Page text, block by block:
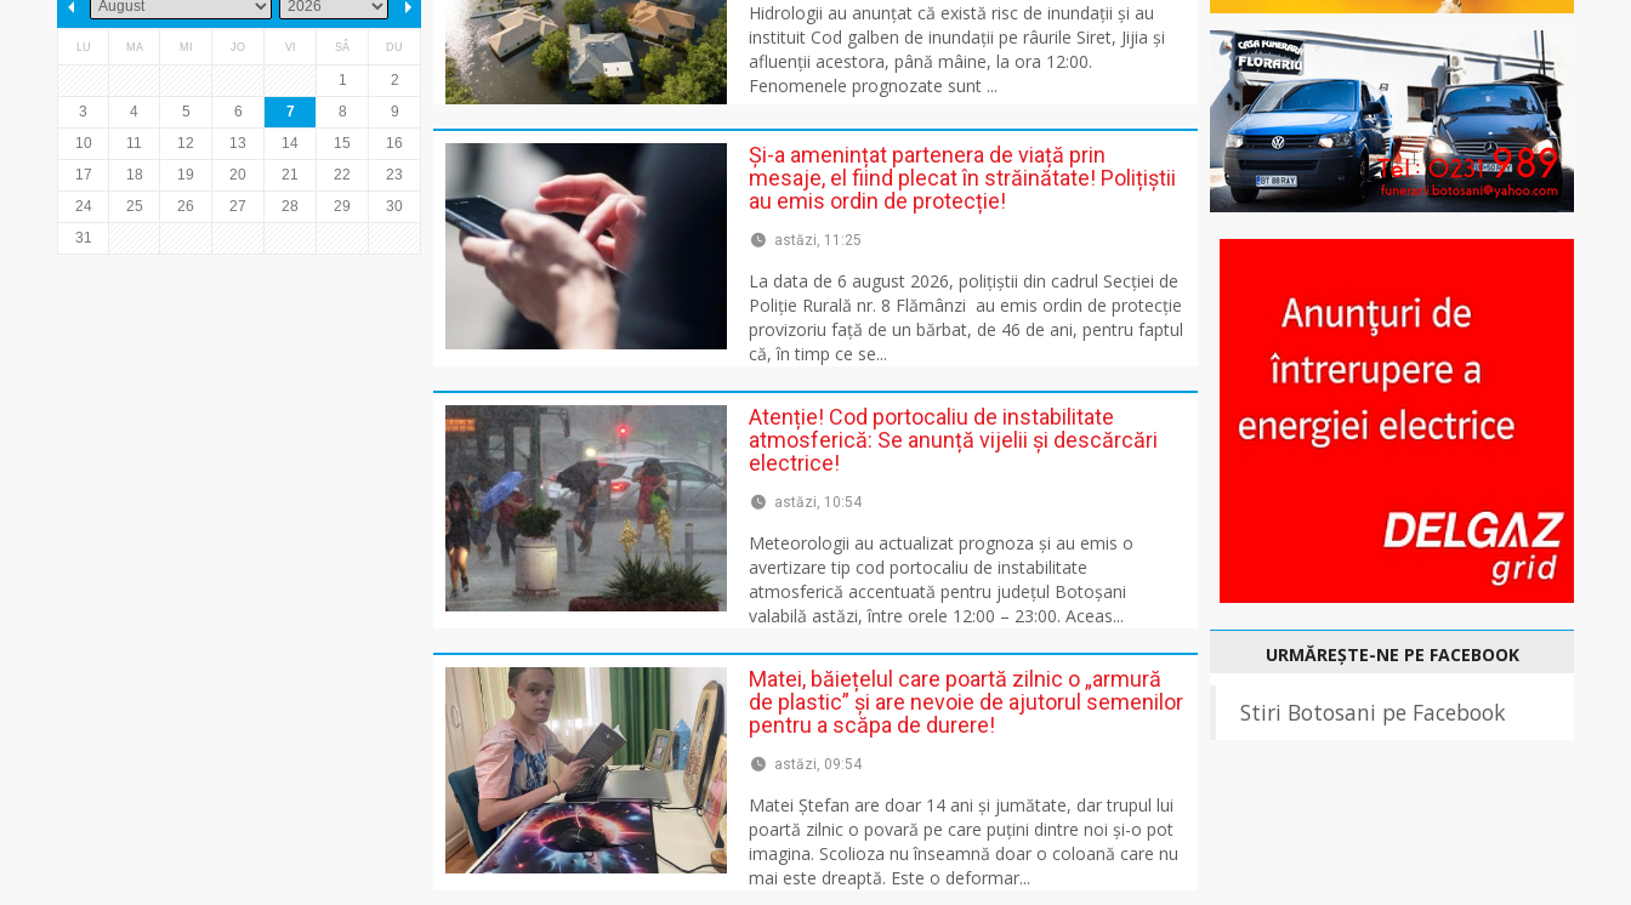
LU MA MI JO VI SÂ DU
1
2
3
4 5 6 7 8
9
10
11 12 13 14 15
16
17
18 19 20 21 22
23
24
25 26 27 28 29
30
31
Hidrologii au anunțat că există risc de inundații și au
instituit Cod galben de inundații pe râurile Siret, Jijia și
afluenții acestora, până mâine, la ora 12:00.
Fenomenele prognozate sunt ...
Și-a amenințat partenera de viață prin
mesaje, el fiind plecat în străinătate! Polițiștii
au emis ordin de protecție!
astăzi, 11:25
La data de 6 august 2026, polițiștii din cadrul Secției de
Poliție Rurală nr. 8 Flămânzi au emis ordin de protecție
provizoriu față de un bărbat, de 46 de ani, pentru faptul
că, în timp ce se...
Atenție! Cod portocaliu de instabilitate
atmosferică: Se anunță vijelii și descărcări
electrice!
astăzi, 10:54
Meteorologii au actualizat prognoza și au emis o
avertizare tip cod portocaliu de instabilitate
atmosferică accentuată pentru județul Botoșani
valabilă astăzi, între orele 12:00 – 23:00. Aceas...
Matei, băiețelul care poartă zilnic o „armură
de plastic” și are nevoie de ajutorul semenilor
pentru a scăpa de durere!
astăzi, 09:54
Matei Ștefan are doar 14 ani și jumătate, dar trupul lui
poartă zilnic o povară pe care puțini dintre noi și-o pot
imagina. Scolioza nu înseamnă doar o coloană care nu
mai este dreaptă. Este o deformar...
URMĂREȘTE-NE PE FACEBOOK
Stiri Botosani pe Facebook